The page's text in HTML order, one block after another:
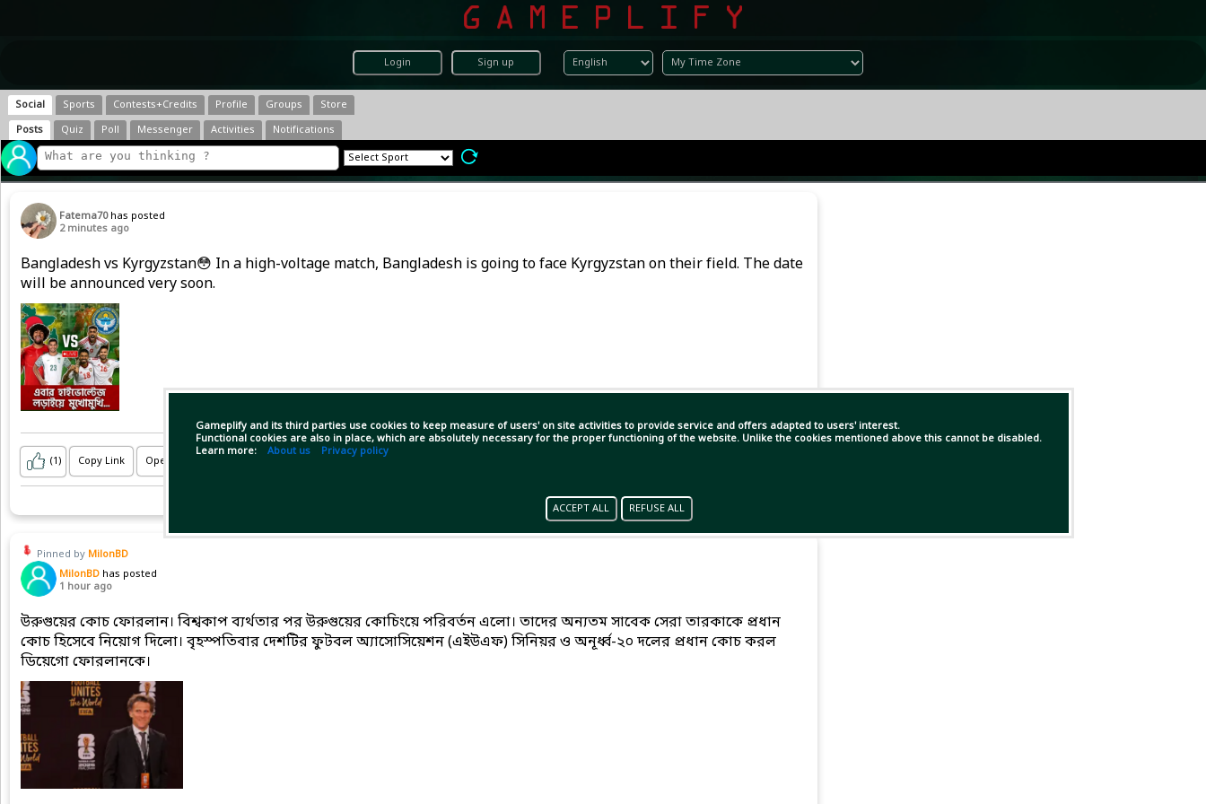
Login Sign up
Gameplify and its third parties use cookies to keep measure of users' on site activities to provide service and offers adapted to users' interest.
Functional cookies are also in place, which are absolutely necessary for the proper functioning of the website. Unlike the cookies mentioned above this cannot be disabled.
Learn more: About us Privacy policy
ACCEPT ALL REFUSE ALL
Social Sports Contests+Credits Profile Groups
Store
Posts
Quiz Poll Messenger Activities Notifications
Fatema70 has posted
2 minutes ago
Bangladesh vs Kyrgyzstan😳 In a high-voltage match, Bangladesh is going to face Kyrgyzstan on their field. The date
will be announced very soon.
(1) Copy Link Open
Pinned by MilonBD
MilonBD has posted
1 hour ago
উরুগুয়ের কোচ ফোরলান। বিশ্বকাপ ব্যর্থতার পর উরুগুয়ের কোচিংয়ে পরিবর্তন এলো। তাদের অন্যতম সাবেক সেরা তারকাকে প্রধান
কোচ হিসেবে নিয়োগ দিলো। বৃহস্পতিবার দেশটির ফুটবল অ্যাসোসিয়েশন (এইউএফ) সিনিয়র ও অনূর্ধ্ব-২০ দলের প্রধান কোচ করল
ডিয়েগো ফোরলানকে।